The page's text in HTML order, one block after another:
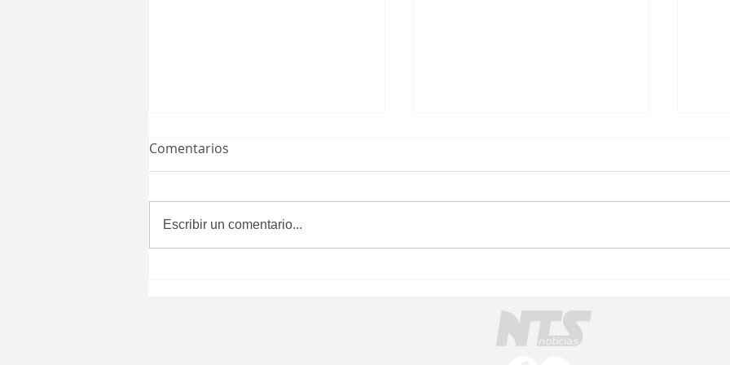
inicial al fortalecimiento del
cooperativismo
Comentarios
Escribir un comentario...